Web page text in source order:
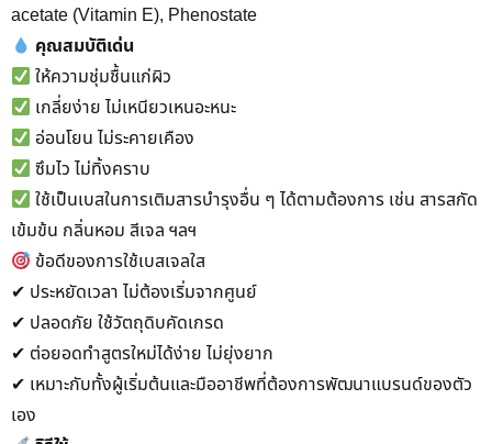
acetate (Vitamin E), Phenostate
คุณสมบัติเด่น
ให้ความชุ่มชื้นแก่ผิว
เกลี่ยง่าย ไม่เหนียวเหนอะหนะ
อ่อนโยน ไม่ระคายเคือง
ซึมไว ไม่ทิ้งคราบ
ใช้เป็นเบสในการเติมสารบำรุงอื่น ๆ ได้ตามต้องการ เช่น สารสกัด
เข้มข้น กลิ่นหอม สีเจล ฯลฯ
ข้อดีของการใช้เบสเจลใส
✔ ประหยัดเวลา ไม่ต้องเริ่มจากศูนย์
✔ ปลอดภัย ใช้วัตถุดิบคัดเกรด
✔ ต่อยอดทำสูตรใหม่ได้ง่าย ไม่ยุ่งยาก
✔ เหมาะกับทั้งผู้เริ่มต้นและมืออาชีพที่ต้องการพัฒนาแบรนด์ของตัว
เอง